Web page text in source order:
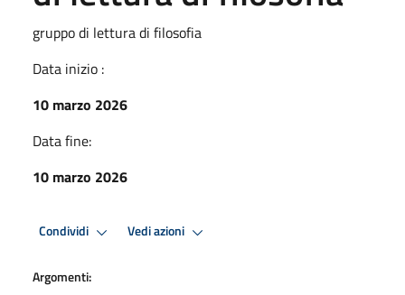
gruppo di lettura di filosofia
Data inizio :
10 marzo 2026
Data fine:
10 marzo 2026
Condividi Vedi azioni
Argomenti: